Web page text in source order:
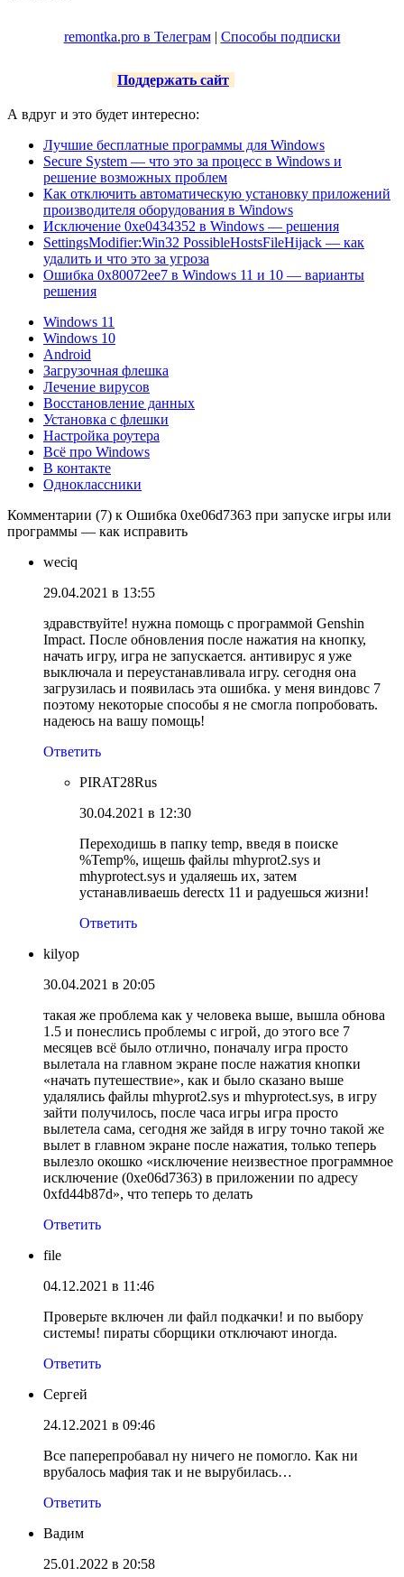
remontka.pro в Телеграм| Способы подписки
Поддержать сайт
А вдруг и это будет интересно:
Лучшие бесплатные программы для Windows
Secure System — что это за процесс в Windows и
решение возможных проблем
Как отключить автоматическую установку приложений
производителя оборудования в Windows
Исключение 0xe0434352 в Windows — решения
SettingsModifier:Win32 PossibleHostsFileHijack — как
удалить и что это за угроза
Ошибка 0x80072ee7 в Windows 11 и 10 — варианты
решения
Windows 11
Windows 10
Android
Загрузочная флешка
Лечение вирусов
Восстановление данных
Установка с флешки
Настройка роутера
Всё про Windows
В контакте
Одноклассники
Комментарии (7) к Ошибка 0xe06d7363 при запуске игры или
программы — как исправить
weciq
29.04.2021 в 13:55
здравствуйте! нужна помощь с программой Genshin
Impact. После обновления после нажатия на кнопку,
начать игру, игра не запускается. антивирус я уже
выключала и переустанавливала игру. сегодня она
загрузилась и появилась эта ошибка. у меня виндовс 7
поэтому некоторые способы я не смогла попробовать.
надеюсь на вашу помощь!
Ответить
PIRAT28Rus
30.04.2021 в 12:30
Переходишь в папку temp, введя в поиске
%Temp%, ищешь файлы mhyprot2.sys и
mhyprotect.sys и удаляешь их, затем
устанавливаешь derectx 11 и радуешься жизни!
Ответить
kilyop
30.04.2021 в 20:05
такая же проблема как у человека выше, вышла обнова
1.5 и понеслись проблемы с игрой, до этого все 7
месяцев всё было отлично, поначалу игра просто
вылетала на главном экране после нажатия кнопки
«начать путешествие», как и было сказано выше
удалялись файлы mhyprot2.sys и mhyprotect.sys, в игру
зайти получилось, после часа игры игра просто
вылетела сама, сегодня же зайдя в игру точно такой же
вылет в главном экране после нажатия, только теперь
вылезло окошко «исключение неизвестное программное
исключение (0хе06d7363) в приложении по адресу
0хfd44b87d», что теперь то делать
Ответить
file
04.12.2021 в 11:46
Проверьте включен ли файл подкачки! и по выбору
системы! пираты сборщики отключают иногда.
Ответить
Сергей
24.12.2021 в 09:46
Все паперепробавал ну ничего не помогло. Как ни
врубалось мафия так и не вырубилась…
Ответить
Вадим
25.01.2022 в 20:58